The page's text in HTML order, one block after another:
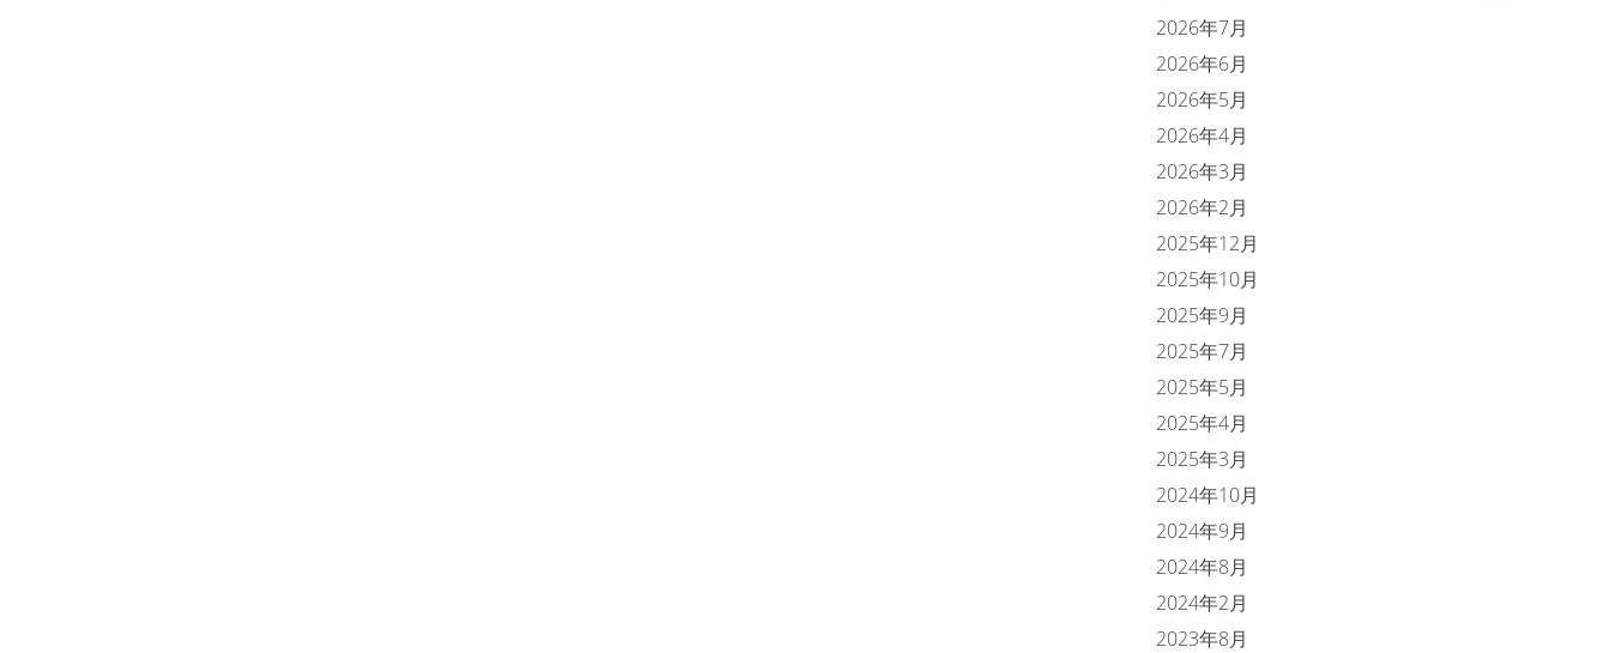
2026年7月
2026年6月
2026年5月
2026年4月
2026年3月
2026年2月
2025年12月
2025年10月
2025年9月
2025年7月
2025年5月
2025年4月
2025年3月
2024年10月
2024年9月
2024年8月
2024年2月
2023年8月